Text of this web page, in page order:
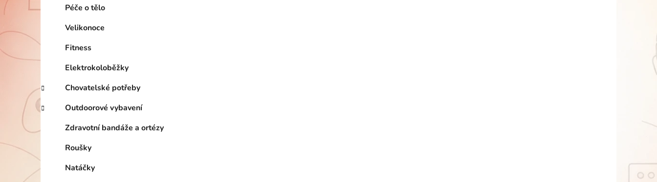
Péče o tělo
Velikonoce
Fitness
Elektrokoloběžky
Chovatelské potřeby
Outdoorové vybavení
Zdravotní bandáže a ortézy
Roušky
Natáčky